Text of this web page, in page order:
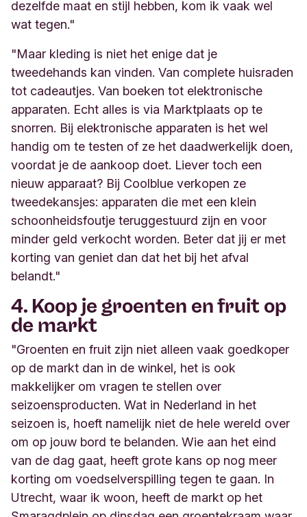
dezelfde maat en stijl hebben, kom ik vaak wel
wat tegen."
"Maar kleding is niet het enige dat je
tweedehands kan vinden. Van complete huisraden
tot cadeautjes. Van boeken tot elektronische
apparaten. Echt alles is via Marktplaats op te
snorren. Bij elektronische apparaten is het wel
handig om te testen of ze het daadwerkelijk doen,
voordat je de aankoop doet. Liever toch een
nieuw apparaat? Bij Coolblue verkopen ze
tweedekansjes: apparaten die met een klein
schoonheidsfoutje teruggestuurd zijn en voor
minder geld verkocht worden. Beter dat jij er met
korting van geniet dan dat het bij het afval
belandt."
4. Koop je groenten en fruit op
de markt
"Groenten en fruit zijn niet alleen vaak goedkoper
op de markt dan in de winkel, het is ook
makkelijker om vragen te stellen over
seizoensproducten. Wat in Nederland in het
seizoen is, hoeft namelijk niet de hele wereld over
om op jouw bord te belanden. Wie aan het eind
van de dag gaat, heeft grote kans op nog meer
korting om voedselverspilling tegen te gaan. In
Utrecht, waar ik woon, heeft de markt op het